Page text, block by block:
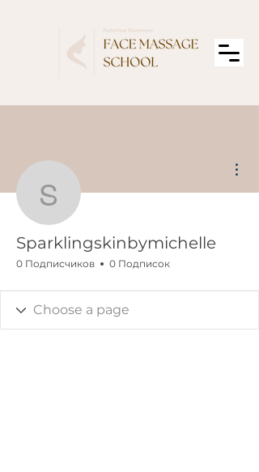
Sparklingskinbymichelle
0 Подписчиков 0 Подписок